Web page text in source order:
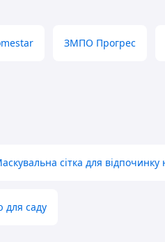
ЗМПО Прогрес
сітка для відпочинку
для саду